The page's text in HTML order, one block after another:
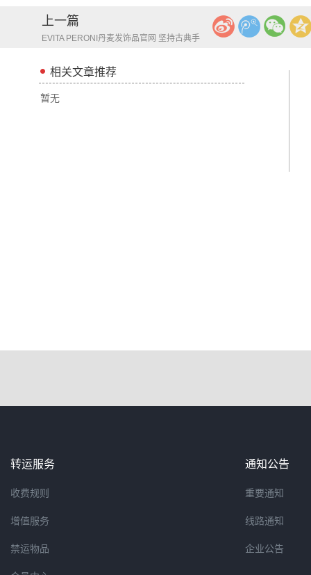
上一篇
EVITA PERONI丹麦发饰品官网 坚持古典手
相关文章推荐
暂无
转运服务
收费规则
增值服务
禁运物品
通知公告
重要通知
线路通知
企业公告